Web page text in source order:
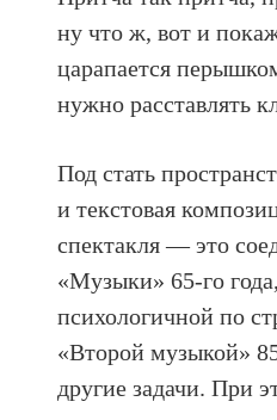
ну что ж, вот и
царапается
нужно расставлять
Под стать
и текстовая
спектакля — это
«Музыки» 65-го
психологичной по
«Второй музыкой»
другие задачи. При